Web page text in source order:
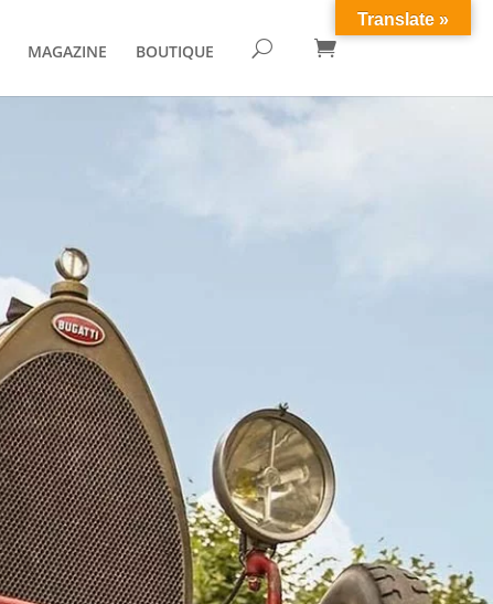
MAGAZINE BOUTIQUE U 
Translate »